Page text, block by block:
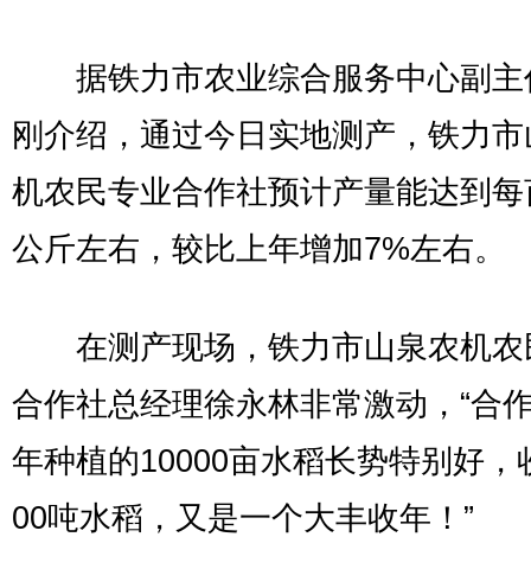
据铁力市农业综合服务中心副主
刚介绍，通过今日实地测产，铁力
机农民专业合作社预计产量能达到
公斤左右，较比上年增加7%左右。
在测产现场，铁力市山泉农机农
合作社总经理徐永林非常激动，“合
年种植的10000亩水稻长势特别好，
00吨水稻，又是一个大丰收年！”